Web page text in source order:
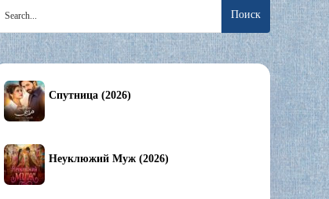
Спутница (2026)
Неуклюжий Муж (2026)